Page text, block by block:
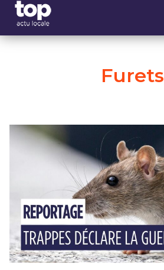
Furets
Panneau de gestion des cookies